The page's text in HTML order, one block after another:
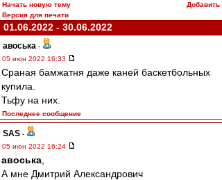
Начать новую тему
Добавить
Версия для печати
01.06.2022 - 30.06.2022
авоська -
05 июн 2022 16:33
Сраная бамжатня даже каней баскетбольных
купила.
Тьфу на них.
Последнее сообщение
SAS -
05 июн 2022 16:24
авоська
А мне Дмитрий Александрович